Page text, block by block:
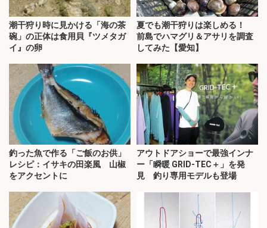
潮干狩り時に見かける「海の茶
碗」の正体は食用貝『ツメタガ
イ』の卵
夏でも潮干狩りは楽しめる！
前島でハマグリ＆アサリを調査
してみた【愛知】
釣った魚で作る「ご飯のお供」
レシピ：イサキの田楽風 山椒
をアクセントに
アウトドアショーで最強インナ
ー「瞬暖 GRID-TEC＋」を発
見 釣り専用モデルも登場